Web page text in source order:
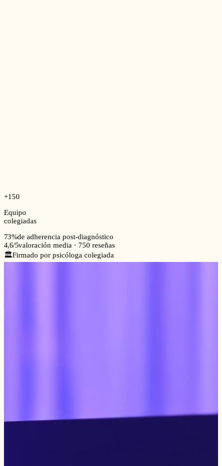
+150
Equipo
colegiadas
73%de adherencia post-diagnóstico
4,6/5valoración media · 750 reseñas
🏛️Firmado por psicóloga colegiada